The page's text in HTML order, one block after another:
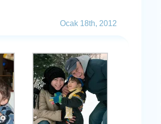
Ocak 18th, 2012